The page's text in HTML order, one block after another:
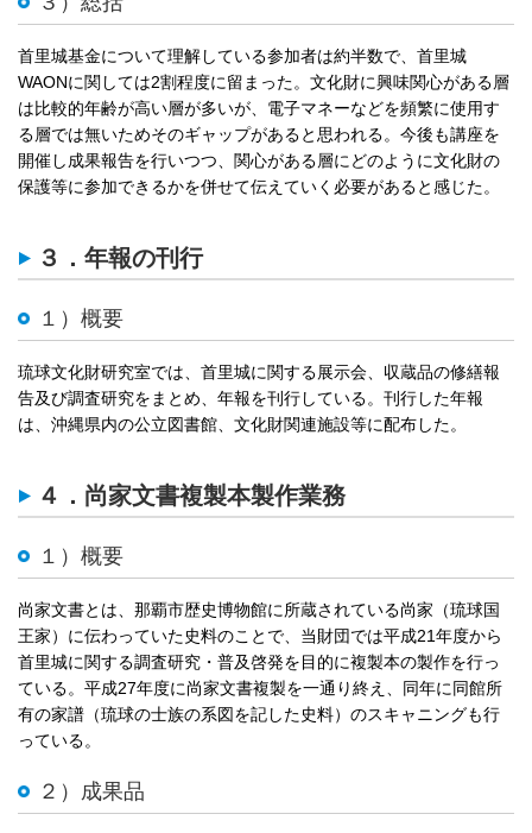
首里城基金について理解している参加者は約半数で、首里城
WAONに関しては2割程度に留まった。文化財に興味関心がある層
は比較的年齢が高い層が多いが、電子マネーなどを頻繁に使用す
る層では無いためそのギャップがあると思われる。今後も講座を
開催し成果報告を行いつつ、関心がある層にどのように文化財の
保護等に参加できるかを併せて伝えていく必要があると感じた。
３．年報の刊行
１）概要
琉球文化財研究室では、首里城に関する展示会、収蔵品の修繕報
告及び調査研究をまとめ、年報を刊行している。刊行した年報
は、沖縄県内の公立図書館、文化財関連施設等に配布した。
４．尚家文書複製本製作業務
１）概要
尚家文書とは、那覇市歴史博物館に所蔵されている尚家（琉球国
王家）に伝わっていた史料のことで、当財団では平成21年度から
首里城に関する調査研究・普及啓発を目的に複製本の製作を行っ
ている。平成27年度に尚家文書複製を一通り終え、同年に同館所
有の家譜（琉球の士族の系図を記した史料）のスキャニングも行
っている。
２）成果品